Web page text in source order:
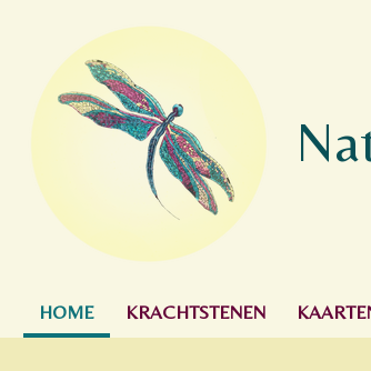
HOME KRACHTSTENEN